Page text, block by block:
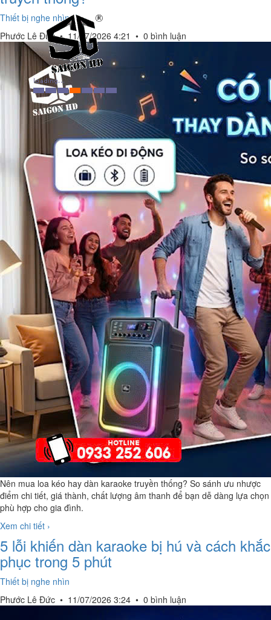
Thiết bị nghe nhìn
Phước Lê Đức•11/07/2026 4:21 • 0 bình luận
Nên mua loa kéo hay dàn karaoke truyền thống? So sánh ưu nhược
điểm chi tiết, giá thành, chất lượng âm thanh để bạn dễ dàng lựa chọn
phù hợp cho gia đình.
Xem chi tiết ›
5 lỗi khiến dàn karaoke bị hú và cách khắc
phục trong 5 phút
Thiết bị nghe nhìn
Phước Lê Đức • 11/07/2026 3:24 • 0 bình luận